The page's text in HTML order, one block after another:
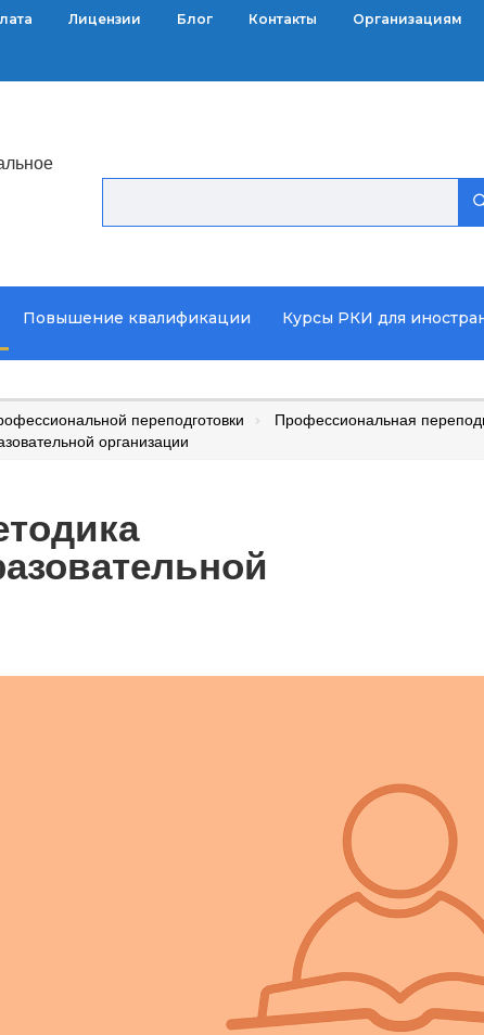
Организациям
Контакты
Блог
Лицензии
Повышение квалификации Курсы РКИ для
переподготовки
Профессиональная
организации